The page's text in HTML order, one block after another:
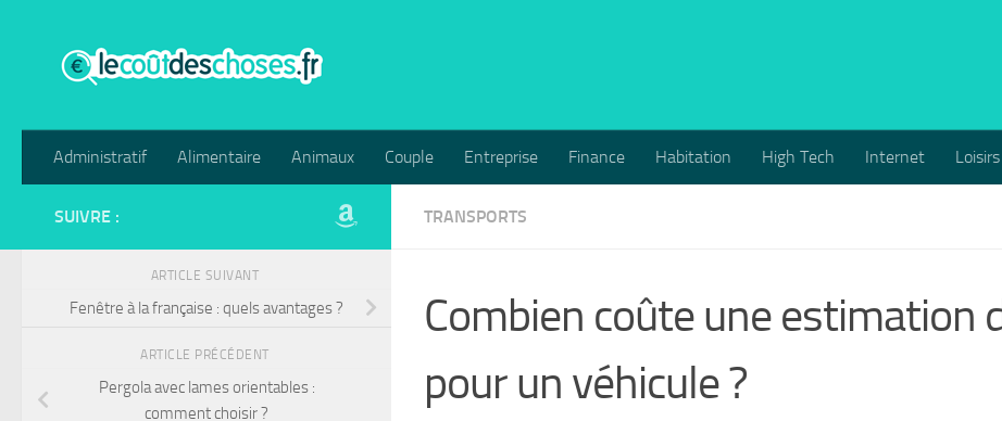
Administratif Alimentaire Animaux Couple Entreprise Finance Habitation High Tech Internet Loisirs
TRANSPORTS
Combien coûte une estimation
pour un véhicule ?
SUIVRE :
ARTICLE SUIVANT
Fenêtre à la française : quels avantages ?
ARTICLE PRÉCÉDENT
Pergola avec lames orientables :
comment choisir ?